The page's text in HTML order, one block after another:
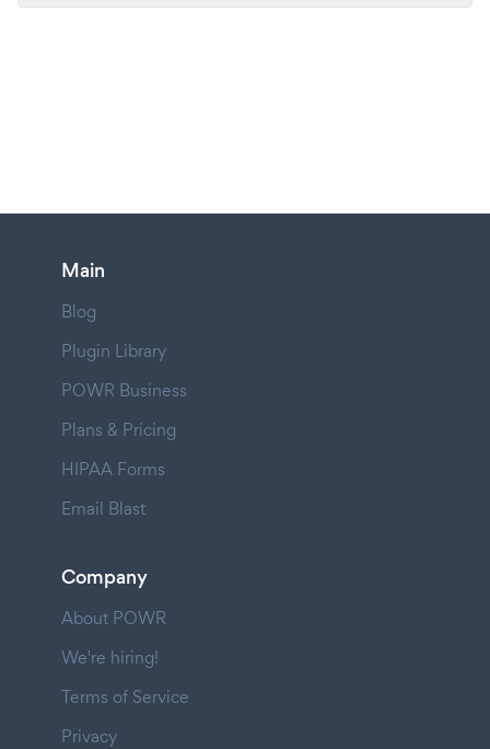
Main
Blog
Plugin Library
POWR Business
Plans & Pricing
HIPAA Forms
Email Blast
Company
About POWR
We're hiring!
Terms of Service
Privacy